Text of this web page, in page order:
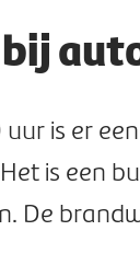
uur is er
is een
De